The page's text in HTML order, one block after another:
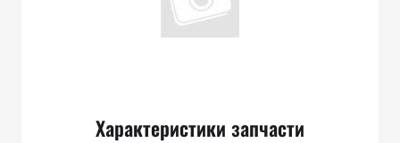
Характеристики запчасти